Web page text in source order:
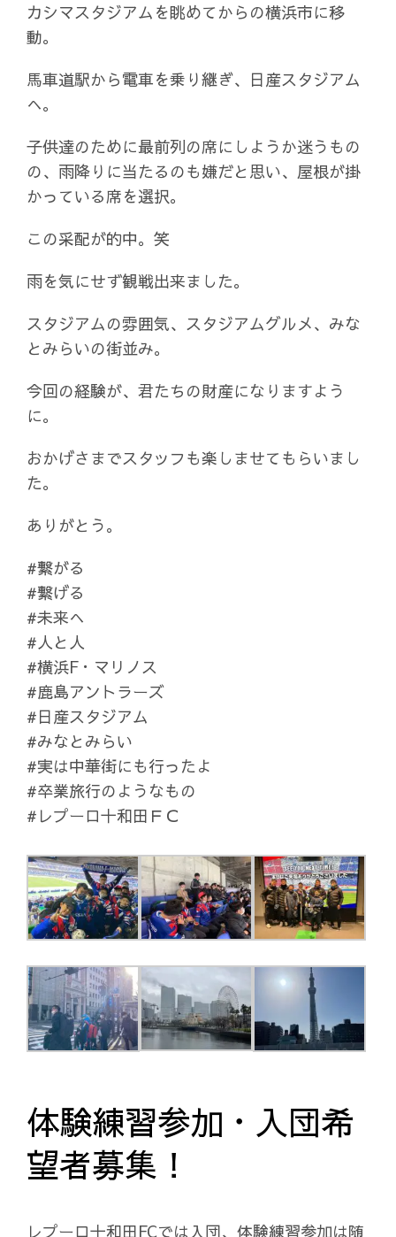
カシマスタジアムを眺めてからの横浜市に移
動。
馬車道駅から電車を乗り継ぎ、日産スタジアム
へ。
子供達のために最前列の席にしようか迷うもの
の、雨降りに当たるのも嫌だと思い、屋根が掛
かっている席を選択。
この采配が的中。笑
雨を気にせず観戦出来ました。
スタジアムの雰囲気、スタジアムグルメ、みな
とみらいの街並み。
今回の経験が、君たちの財産になりますよう
に。
おかげさまでスタッフも楽しませてもらいまし
た。
ありがとう。
#繋がる
#繋げる
#未来へ
#人と人
#横浜F・マリノス
#鹿島アントラーズ
#日産スタジアム
#みなとみらい
#実は中華街にも行ったよ
#卒業旅行のようなもの
#レプーロ十和田ＦＣ
体験練習参加・入団希
望者募集！
レプーロ十和田FCでは入団、体験練習参加は随